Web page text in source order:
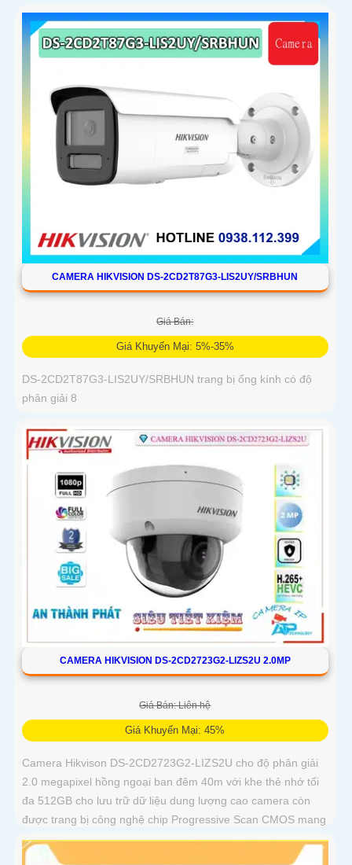
CAMERA HIKVISION DS-2CD2T87G3-LIS2UY/SRBHUN
Giá Bán:
Giá Khuyến Mại: 5%-35%
DS-2CD2T87G3-LIS2UY/SRBHUN trang bị ống kính có độ
phân giải 8
CAMERA HIKVISION DS-2CD2723G2-LIZS2U 2.0MP
Giá Bán: Liên hệ
Giá Khuyến Mại: 45%
Camera Hikvison DS-2CD2723G2-LIZS2U cho độ phân giải
2.0 megapixel hồng ngoại ban đêm 40m với khe thẻ nhớ tối
đa 512GB cho lưu trữ dữ liệu dung lượng cao camera còn
được trang bị công nghệ chip Progressive Scan CMOS mang
đến hình ảnh màu sắc rõ nét hơn, mượt mà với khả năng
quan sát Full Color trong khoảng cách 40m vào ban đêm